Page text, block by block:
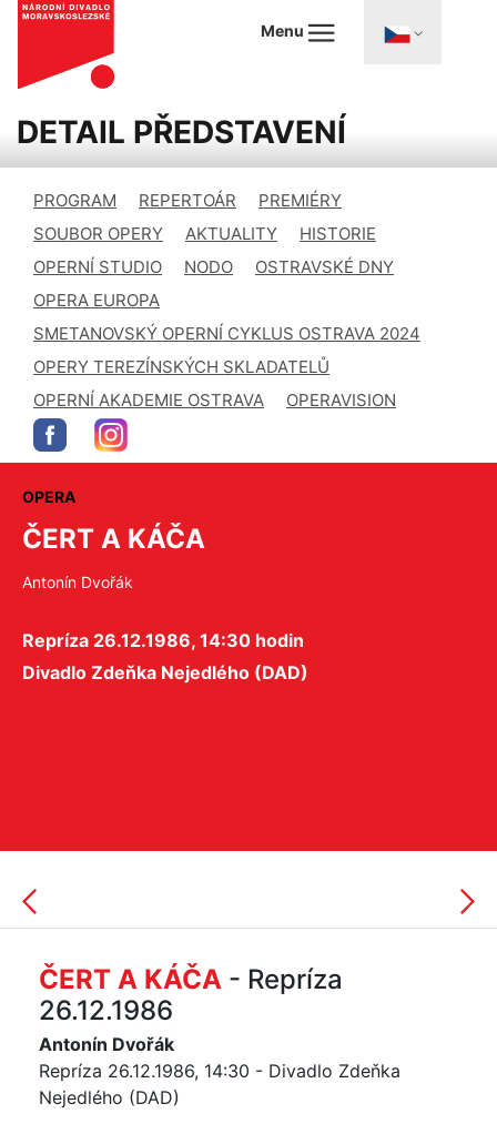
Menu
DETAIL PŘEDSTAVENÍ
PROGRAM REPERTOÁR
PREMIÉRY
SOUBOR OPERY
AKTUALITY
HISTORIE
OPERNÍ STUDIO
NODO
OSTRAVSKÉ DNY
OPERA EUROPA
SMETANOVSKÝ OPERNÍ CYKLUS OSTRAVA 2024
OPERY TEREZÍNSKÝCH SKLADATELŮ
OPERNÍ AKADEMIE OSTRAVA
OPERAVISION
OPERA
ČERT A KÁČA
Antonín Dvořák
Repríza 26.12.1986, 14:30 hodin
Divadlo Zdeňka Nejedlého (DAD)
ČERT A KÁČA - Repríza
26.12.1986
Antonín Dvořák
Repríza 26.12.1986, 14:30 - Divadlo Zdeňka
Nejedlého (DAD)